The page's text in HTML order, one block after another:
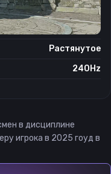
1280×960
4:3
Растянутое
240Hz
в дисциплине
игрока в 2025 гоуд в